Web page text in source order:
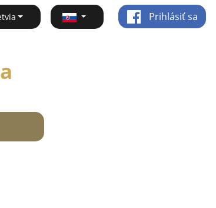
Prihlásiť sa